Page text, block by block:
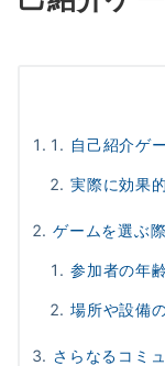
自己紹介ゲ
実際に効果
ゲームを選ぶ
参加者の年
場所や設備
さらなるコミ